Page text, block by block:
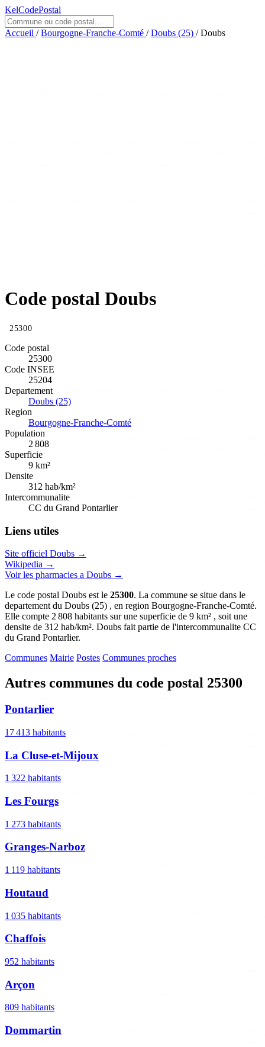
KelCodePostal
Accueil / Bourgogne-Franche-Comté / Doubs (25) / Doubs
Code postal Doubs
25300
Code postal
25300
Code INSEE
25204
Departement
Doubs (25)
Region
Bourgogne-Franche-Comté
Population
2 808
Superficie
9 km²
Densite
312 hab/km²
Intercommunalite
CC du Grand Pontarlier
Liens utiles
Site officiel Doubs →
Wikipedia →
Voir les pharmacies a Doubs →
Le code postal Doubs est le 25300. La commune se situe dans le
departement du Doubs (25) , en region Bourgogne-Franche-Comté.
Elle compte 2 808 habitants sur une superficie de 9 km² , soit une
densite de 312 hab/km². Doubs fait partie de l'intercommunalite CC
du Grand Pontarlier.
Communes Mairie Postes Communes proches
Autres communes du code postal 25300
Pontarlier
17 413 habitants
La Cluse-et-Mijoux
1 322 habitants
Les Fourgs
1 273 habitants
Granges-Narboz
1 119 habitants
Houtaud
1 035 habitants
Chaffois
952 habitants
Arçon
809 habitants
Dommartin